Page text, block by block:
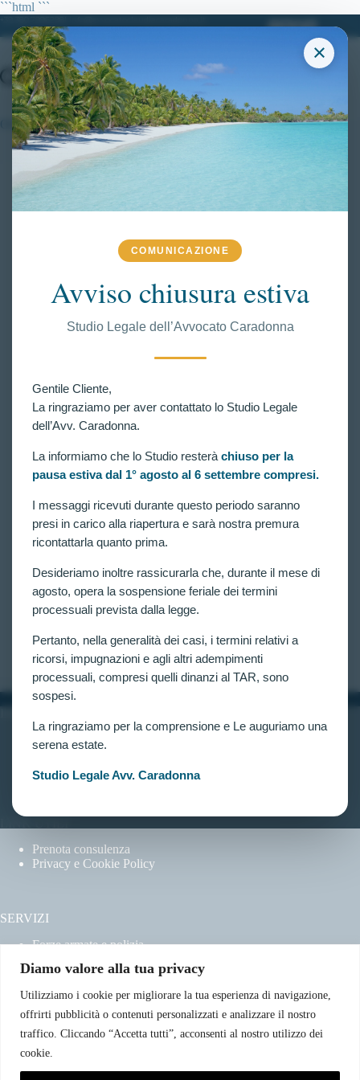
Diamo valore alla tua privacy
Utilizziamo i cookie per migliorare la tua esperienza di navigazione,
offrirti pubblicità o contenuti personalizzati e analizzare il nostro
traffico. Cliccando “Accetta tutti”, acconsenti al nostro utilizzo dei
cookie.
```html
×
COMUNICAZIONE
Avviso chiusura estiva
Studio Legale dell’Avvocato Caradonna
Gentile Cliente,
La ringraziamo per aver contattato lo Studio Legale
dell’Avv. Caradonna.
La informiamo che lo Studio resterà chiuso per la
pausa estiva dal 1° agosto al 6 settembre compresi.
I messaggi ricevuti durante questo periodo saranno
presi in carico alla riapertura e sarà nostra premura
ricontattarla quanto prima.
Desideriamo inoltre rassicurarla che, durante il mese di
agosto, opera la sospensione feriale dei termini
processuali prevista dalla legge.
Pertanto, nella generalità dei casi, i termini relativi a
ricorsi, impugnazioni e agli altri adempimenti
processuali, compresi quelli dinanzi al TAR, sono
sospesi.
La ringraziamo per la comprensione e Le auguriamo una
serena estate.
Studio Legale Avv. Caradonna
```
contenuto
OCULORINITE
“Oculorinite allergica stagionale”: riammesso
candidato escluso dal concorso per 3852 allievi
carabinieri.
reclutamento di 3.852 allievi carabinieri in ferma
quadriennale del ruolo appuntati e carabinieri
dell’Arma dei Carabinieri: disposta verificazione per
candidato escluso per “documentata oculorinite
CLAUDIA CARADONNA MAGGIO 28, 2025
Home
Contatti
Prenota consulenza
Privacy e Cookie Policy
SERVIZI
Forze armate e polizia
Concorsi pubblici
Pubblico impiego
Contratti con la pubblica amministrazione
Vittime del dovere ed equiparati
CONTATTI